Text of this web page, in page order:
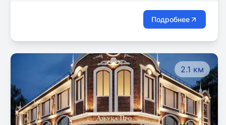
Подробнее
2.1 км